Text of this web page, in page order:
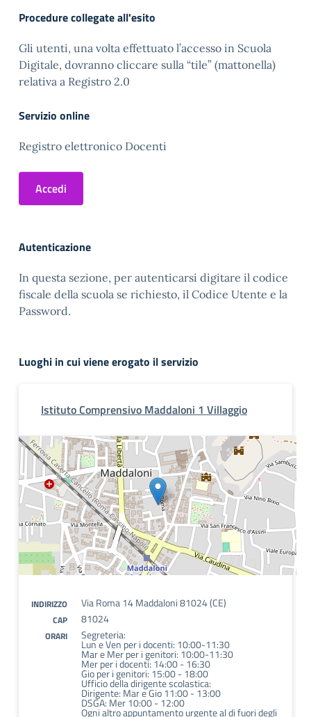
Procedure collegate all'esito
Gli utenti, una volta effettuato l’accesso in Scuola
Digitale, dovranno cliccare sulla “tile” (mattonella)
relativa a Registro 2.0
Servizio online
Registro elettronico Docenti
Accedi
Autenticazione
In questa sezione, per autenticarsi digitare il codice
fiscale della scuola se richiesto, il Codice Utente e la
Password.
Luoghi in cui viene erogato il servizio
Istituto Comprensivo Maddaloni 1 Villaggio
INDIRIZZO Via Roma 14 Maddaloni 81024 (CE)
CAP 81024
ORARI Segreteria:
Lun e Ven per i docenti: 10:00-11:30
Mar e Mer per i genitori: 10:00-11:30
Mer per i docenti: 14:00 - 16:30
Gio per i genitori: 15:00 - 18:00
Ufficio della dirigente scolastica:
Dirigente: Mar e Gio 11:00 - 13:00
DSGA: Mer 10:00 - 12:00
Ogni altro appuntamento urgente al di fuori degli